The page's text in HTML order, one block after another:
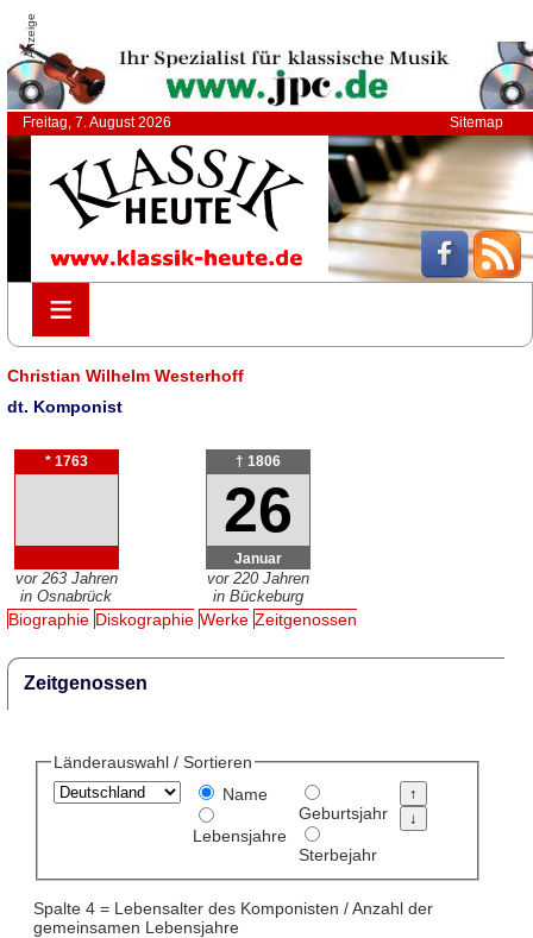
Anzeige
Freitag, 7. August 2026 Sitemap
≡
≡
Christian Wilhelm Westerhoff
dt. Komponist
* 1763
vor 263 Jahren
in Osnabrück
† 1806
26
Januar
vor 220 Jahren
in Bückeburg
Biographie Diskographie Werke Zeitgenossen
Zeitgenossen
Länderauswahl / Sortieren
Name
Lebensjahre
Geburtsjahr
Sterbejahr
Spalte 4 = Lebensalter des Komponisten / Anzahl der
gemeinsamen Lebensjahre